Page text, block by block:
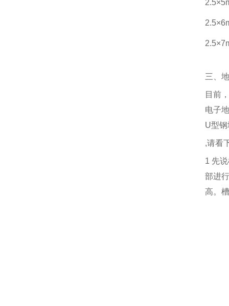
三、
目前
电子
U型
,请看
1 先
部进
高。